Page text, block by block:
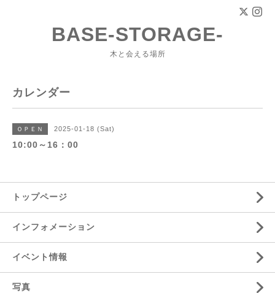
BASE-STORAGE-
木と会える場所
カレンダー
ＯＰＥＮ 2025-01-18 (Sat)
10:00～16：00
トップページ
インフォメーション
イベント情報
写真